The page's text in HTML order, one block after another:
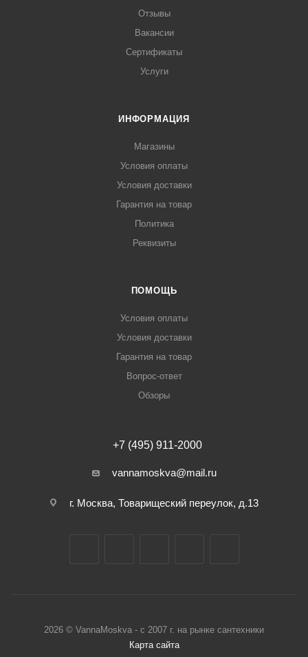
Отзывы
Вакансии
Сертификаты
Услуги
ИНФОРМАЦИЯ
Магазины
Условия оплаты
Условия доставки
Гарантия на товар
Политика
Реквизиты
ПОМОЩЬ
Условия оплаты
Условия доставки
Гарантия на товар
Вопрос-ответ
Обзоры
+7 (495) 911-2000
vannamoskva@mail.ru
г. Москва, Товарищеский переулок, д.13
2026 © VannaMoskva - с 2007 г. на рынке сантехники
Карта сайта